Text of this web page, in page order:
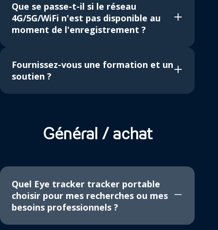
Que se passe-t-il si le réseau
4G/5G/WiFi n'est pas disponible au
moment de l'enregistrement ?
Fournissez-vous une formation et un
soutien ?
Général / achat
Quel Eye tracker tracker portable
choisir pour mes recherches ou mes
besoins professionnels ?